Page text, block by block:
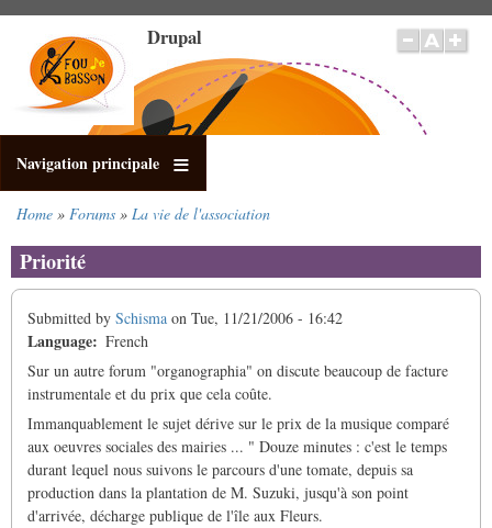
main
content
Drupal
Navigation principale
Home Forums La vie de l'association
Priorité
Submitted by Schisma on Tue, 11/21/2006 - 16:42
Language
French
Sur un autre forum "organographia" on discute beaucoup de facture
instrumentale et du prix que cela coûte.
Immanquablement le sujet dérive sur le prix de la musique comparé
aux oeuvres sociales des mairies ... " Douze minutes : c'est le temps
durant lequel nous suivons le parcours d'une tomate, depuis sa
production dans la plantation de M. Suzuki, jusqu'à son point
d'arrivée, décharge publique de l'île aux Fleurs.